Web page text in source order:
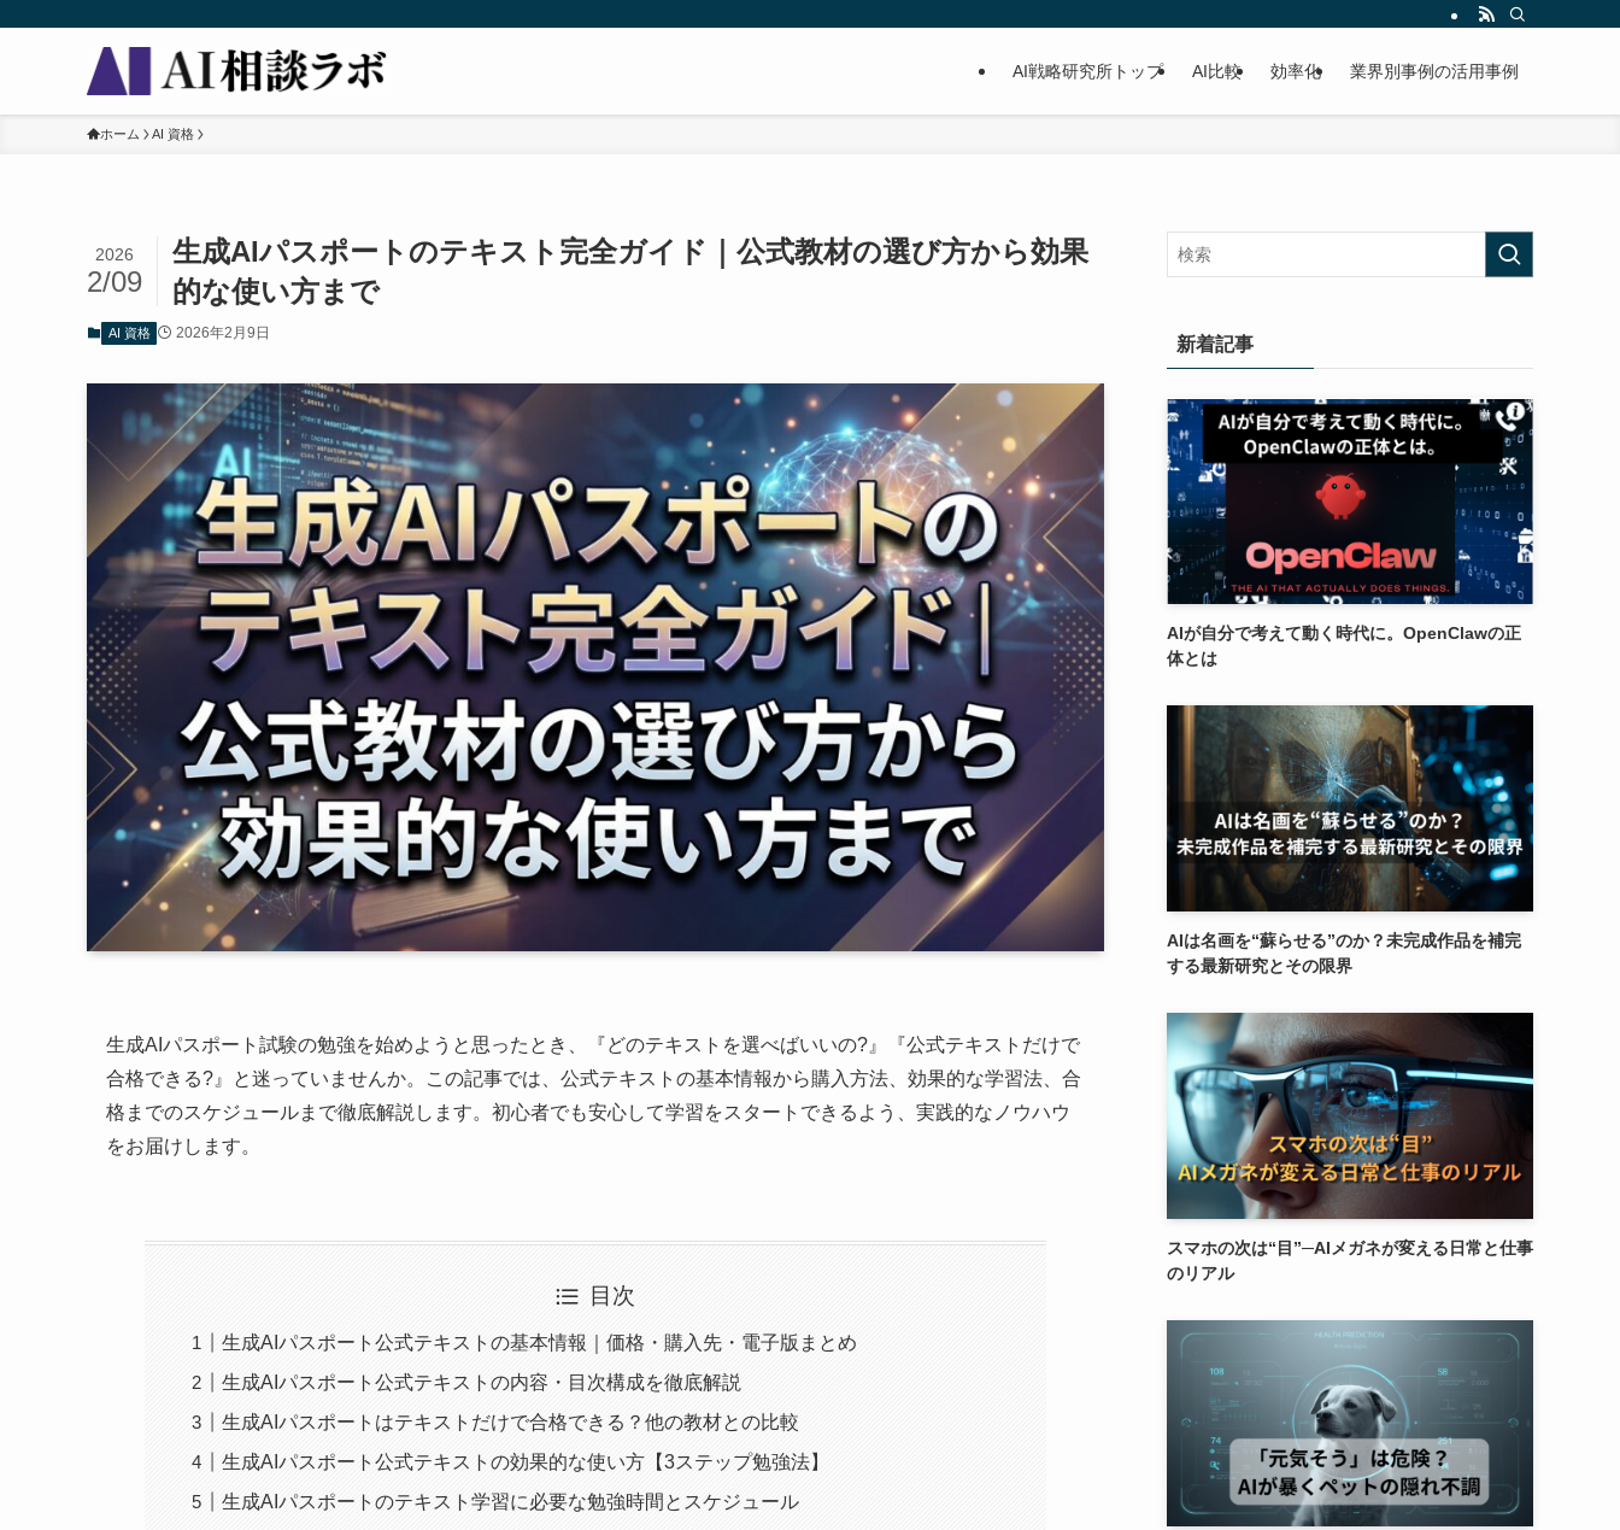
AI戦略研究所トップ AI比較 効率化 業界別事例の活用事例
ホーム AI 資格
生成AIパスポートのテキスト完全ガイド｜公式教材の選び方から効果
的な使い方まで
2026
2/09
AI 資格 2026年2月9日
生成AIパスポート試験の勉強を始めようと思ったとき、『どのテキストを選べばいいの?』『公式テキストだけで
合格できる?』と迷っていませんか。この記事では、公式テキストの基本情報から購入方法、効果的な学習法、合
格までのスケジュールまで徹底解説します。初心者でも安心して学習をスタートできるよう、実践的なノウハウ
をお届けします。
目次
生成AIパスポート公式テキストの基本情報｜価格・購入先・電子版まとめ
生成AIパスポート公式テキストの内容・目次構成を徹底解説
生成AIパスポートはテキストだけで合格できる？他の教材との比較
生成AIパスポート公式テキストの効果的な使い方【3ステップ勉強法】
生成AIパスポートのテキスト学習に必要な勉強時間とスケジュール
新着記事
AIが自分で考えて動く時代に。OpenClawの正
体とは
AIは名画を“蘇らせる”のか？未完成作品を補完
する最新研究とその限界
スマホの次は“目”─AIメガネが変える日常と仕事
のリアル